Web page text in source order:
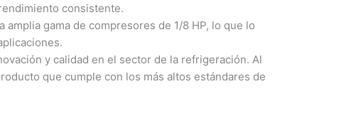
consistente.
amplia gama de compresores de 1/8 HP, lo que lo
y calidad en el sector de la refrigeración. Al
que cumple con los más altos estándares de